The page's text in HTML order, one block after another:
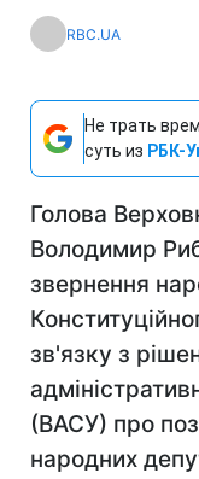
RBC.UA
Не трать
суть из РБК-
Голова
Володимир
звернення
зв'язку з
(ВАСУ) про
народних